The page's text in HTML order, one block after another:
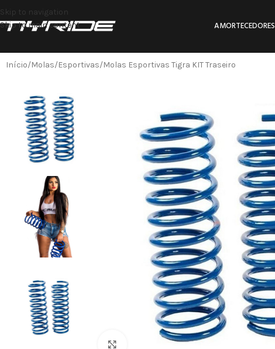
Skip to navigation
Skip to main content
AMORTECEDORES
Início Molas Esportivas Molas Esportivas Tigra KIT Traseiro
Clique para ampliar